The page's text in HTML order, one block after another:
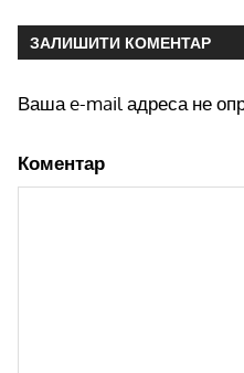
ЗАЛИШИТИ КОМЕНТАР
Ваша e-mail адреса не
Коментар